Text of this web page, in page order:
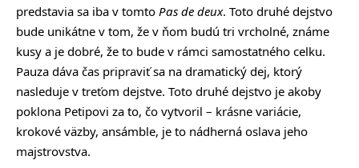
predstavia sa iba v tomto Pas de deux. Toto druhé dejstvo
bude unikátne v tom, že v ňom budú tri vrcholné, známe
kusy a je dobré, že to bude v rámci samostatného celku.
Pauza dáva čas pripraviť sa na dramatický dej, ktorý
nasleduje v treťom dejstve. Toto druhé dejstvo je akoby
poklona Petipovi za to, čo vytvoril – krásne variácie,
krokové väzby, ansámble, je to nádherná oslava jeho
majstrovstva.